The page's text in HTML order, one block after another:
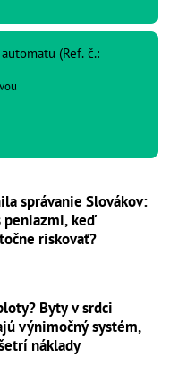
(Ref. č.:
správanie Slovákov:
peniazmi, keď
riskovať?
Byty v srdci
výnimočný systém,
náklady